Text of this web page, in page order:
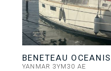
BENETEAU
YANMAR 3YM30 AE